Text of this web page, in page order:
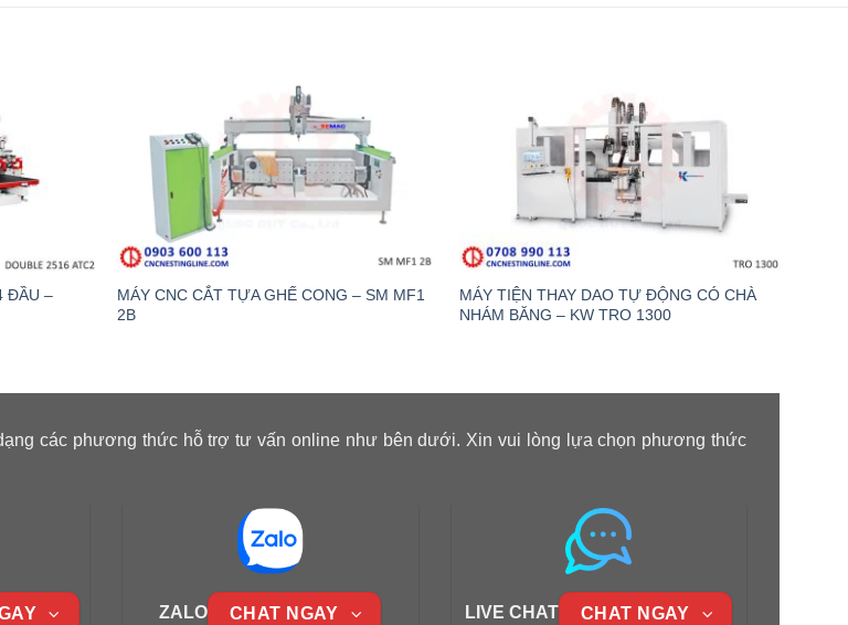
ĐẦU –
MÁY CNC CẮT TỰA GHẾ CONG – SM MF1
2B
MÁY TIỆN THAY DAO TỰ ĐỘNG CÓ CHÀ
NHÁM BĂNG – KW TRO 1300
các phương thức hỗ trợ tư vấn online như bên dưới. Xin vui lòng lựa chọn phương thức
ZALO CHAT NGAY LIVE CHAT CHAT NGAY